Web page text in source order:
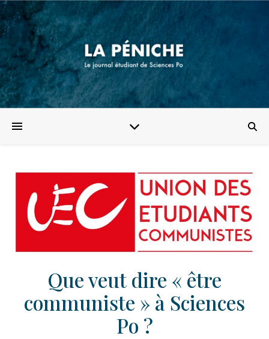
Que veut dire « être
communiste » à Sciences
Po ?